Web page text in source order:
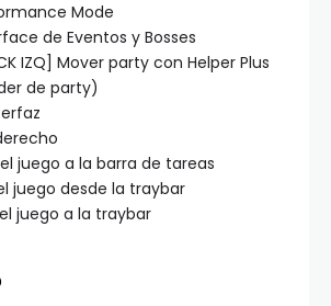
Mode
de Eventos y Bosses
IZQ] Mover party con Helper Plus
de party)
juego a la barra de tareas
juego desde la traybar
juego a la traybar